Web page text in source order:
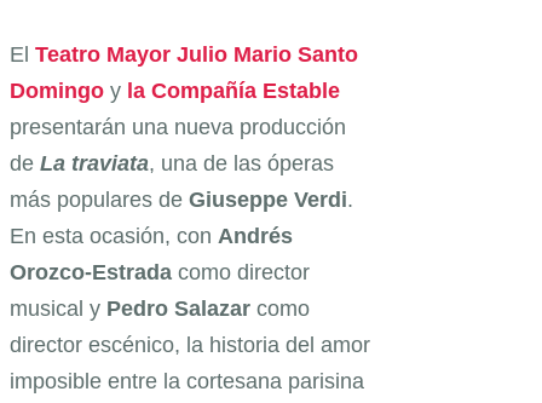
El Teatro Mayor Julio Mario Santo
Domingo y la Compañía Estable
presentarán una nueva producción
de La traviata, una de las óperas
más populares de Giuseppe Verdi.
En esta ocasión, con Andrés
Orozco-Estrada como director
musical y Pedro Salazar como
director escénico, la historia del amor
imposible entre la cortesana parisina